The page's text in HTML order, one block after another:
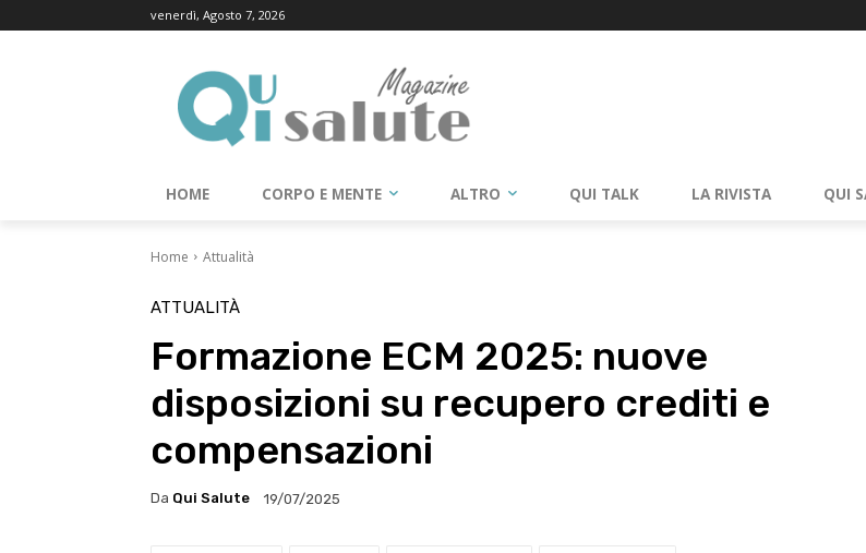
venerdì, Agosto 7, 2026
HOME CORPO E MENTE ALTRO QUI TALK LA RIVISTA QUI
Home Attualità
ATTUALITÀ
Formazione ECM 2025: nuove
disposizioni su recupero crediti e
compensazioni
Da Qui Salute 19/07/2025